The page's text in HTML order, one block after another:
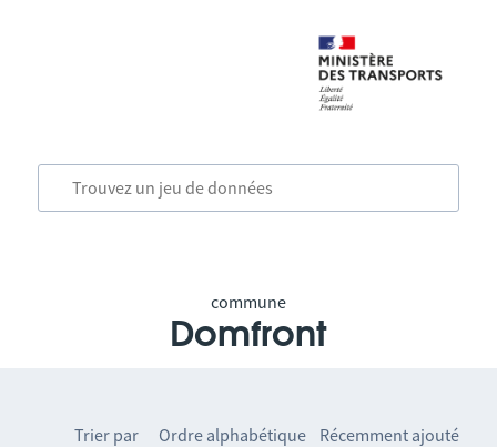
commune
Domfront
Trier par Ordre alphabétique Récemment ajouté